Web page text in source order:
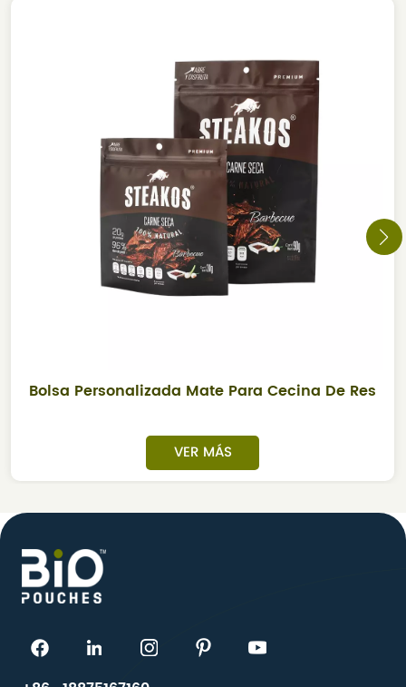
Bolsa Personalizada Mate Para Cecina De Res
VER MÁS